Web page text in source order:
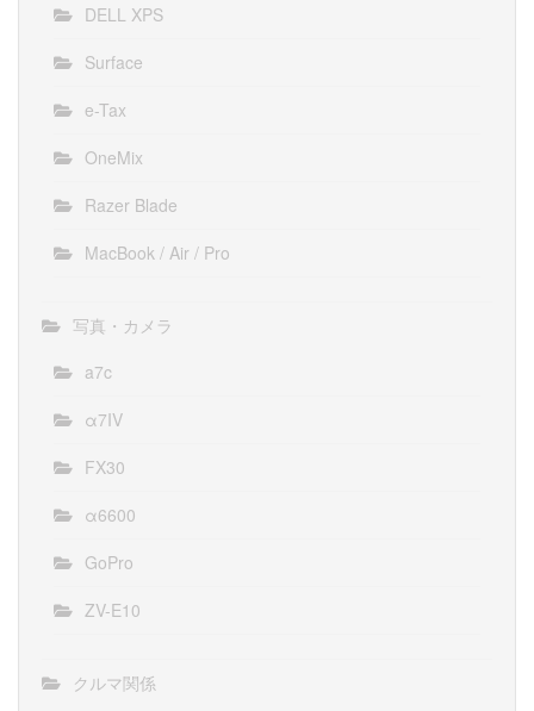
DELL XPS
Surface
e-Tax
OneMix
Razer Blade
MacBook / Air / Pro
写真・カメラ
a7c
α7IV
FX30
α6600
GoPro
ZV-E10
クルマ関係